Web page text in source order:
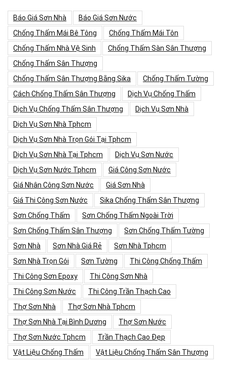
Báo Giá Sơn Nhà
Báo Giá Sơn Nước
Chống Thấm Mái Bê Tông
Chống Thấm Mái Tôn
Chống Thấm Nhà Vệ Sinh
Chống Thấm Sàn Sân Thượng
Chống Thấm Sân Thượng
Chống Thấm Sân Thượng Bằng Sika
Chống Thấm Tường
Cách Chống Thấm Sân Thượng
Dịch Vụ Chống Thấm
Dịch Vụ Chống Thấm Sân Thượng
Dịch Vụ Sơn Nhà
Dịch Vụ Sơn Nhà Tphcm
Dịch Vụ Sơn Nhà Trọn Gói Tại Tphcm
Dịch Vụ Sơn Nhà Tại Tphcm
Dịch Vụ Sơn Nước
Dịch Vụ Sơn Nước Tphcm
Giá Công Sơn Nước
Giá Nhân Công Sơn Nước
Giá Sơn Nhà
Giá Thi Công Sơn Nước
Sika Chống Thấm Sân Thượng
Sơn Chống Thấm
Sơn Chống Thấm Ngoài Trời
Sơn Chống Thấm Sân Thượng
Sơn Chống Thấm Tường
Sơn Nhà
Sơn Nhà Giá Rẻ
Sơn Nhà Tphcm
Sơn Nhà Trọn Gói
Sơn Tường
Thi Công Chống Thấm
Thi Công Sơn Epoxy
Thi Công Sơn Nhà
Thi Công Sơn Nước
Thi Công Trần Thạch Cao
Thợ Sơn Nhà
Thợ Sơn Nhà Tphcm
Thợ Sơn Nhà Tại Bình Dương
Thợ Sơn Nước
Thợ Sơn Nước Tphcm
Trần Thạch Cao Đẹp
Vật Liệu Chống Thấm
Vật Liệu Chống Thấm Sân Thượng